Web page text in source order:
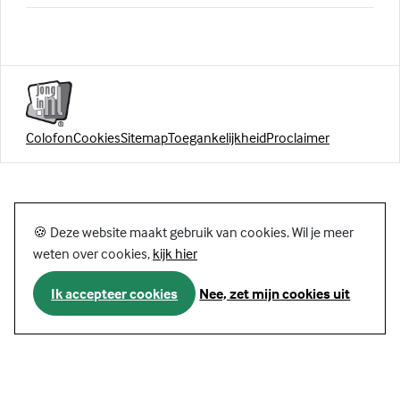
ColofonCookiesSitemapToegankelijkheidProclaimer
🍪 Deze website maakt gebruik van cookies. Wil je meer
weten over cookies, kijk hier
Ik accepteer cookies Nee, zet mijn cookies uit